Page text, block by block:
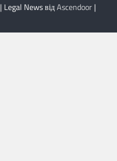
| Legal News відAscendoor |